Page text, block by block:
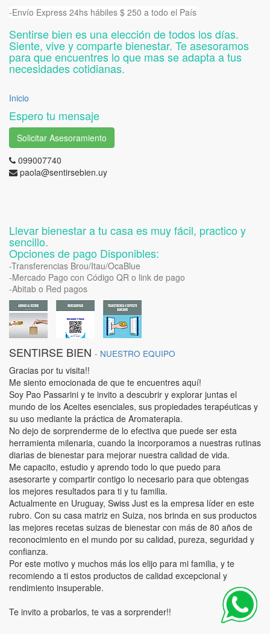
-Envío Express 24hs hábiles $ 250 a todo el País
Sentirse bien es una elección de todos los días.
Siente, vive y comparte bienestar. Te asesoramos
para que encuentres lo que mas se adapta a tus
necesidades cotidianas.
Inicio
Espero tu mensaje
Solicitar Asesoramiento
099007740
paola@sentirsebien.uy
Llevar bienestar a tu casa es muy fácil, practico y
sencillo.
Opciones de pago Disponibles:
-Transferencias Brou/Itau/OcaBlue
-Mercado Pago con Código QR o link de pago
-Abitab o Red pagos
SENTIRSE BIEN - NUESTRO EQUIPO
Gracias por tu visita!!
Me siento emocionada de que te encuentres aquí!
Soy Pao Passarini y te invito a descubrir y explorar juntas el
mundo de los Aceites esenciales, sus propiedades terapéuticas y
su uso mediante la práctica de Aromaterapia.
No dejo de sorprenderme de lo efectiva que puede ser esta
herramienta milenaria, cuando la incorporamos a nuestras rutinas
diarias de bienestar para mejorar nuestra calidad de vida.
Me capacito, estudio y aprendo todo lo que puedo para
asesorarte y compartir contigo lo necesario para que obtengas
los mejores resultados para ti y tu familia.
Actualmente en Uruguay, Swiss Just es la empresa líder en este
rubro. Con su casa matriz en Suiza, nos brinda en sus productos
las mejores recetas suizas de bienestar con más de 80 años de
reconocimiento en el mundo por su calidad, pureza, seguridad y
confianza.
Por este motivo y muchos más los elijo para mi familia, y te
recomiendo a ti estos productos de calidad excepcional y
rendimiento insuperable.
Te invito a probarlos, te vas a sorprender!!